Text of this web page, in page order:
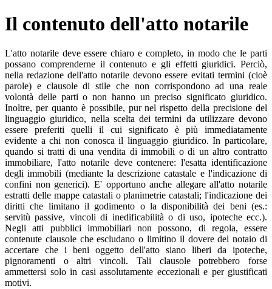
Il contenuto dell'atto notarile
L'atto notarile deve essere chiaro e completo, in modo che le parti
possano comprenderne il contenuto e gli effetti giuridici. Perciò,
nella redazione dell'atto notarile devono essere evitati termini (cioè
parole) e clausole di stile che non corrispondono ad una reale
volontà delle parti o non hanno un preciso significato giuridico.
Inoltre, per quanto è possibile, pur nel rispetto della precisione del
linguaggio giuridico, nella scelta dei termini da utilizzare devono
essere preferiti quelli il cui significato è più immediatamente
evidente a chi non conosca il linguaggio giuridico. In particolare,
quando si tratti di una vendita di immobili o di un altro contratto
immobiliare, l'atto notarile deve contenere: l'esatta identificazione
degli immobili (mediante la descrizione catastale e l'indicazione di
confini non generici). E' opportuno anche allegare all'atto notarile
estratti delle mappe catastali o planimetrie catastali; l'indicazione dei
diritti che limitano il godimento o la disponibilità dei beni (es.:
servitù passive, vincoli di inedificabilità o di uso, ipoteche ecc.).
Negli atti pubblici immobiliari non possono, di regola, essere
contenute clausole che escludano o limitino il dovere del notaio di
accertare che i beni oggetto dell'atto siano liberi da ipoteche,
pignoramenti o altri vincoli. Tali clausole potrebbero forse
ammettersi solo in casi assolutamente eccezionali e per giustificati
motivi.